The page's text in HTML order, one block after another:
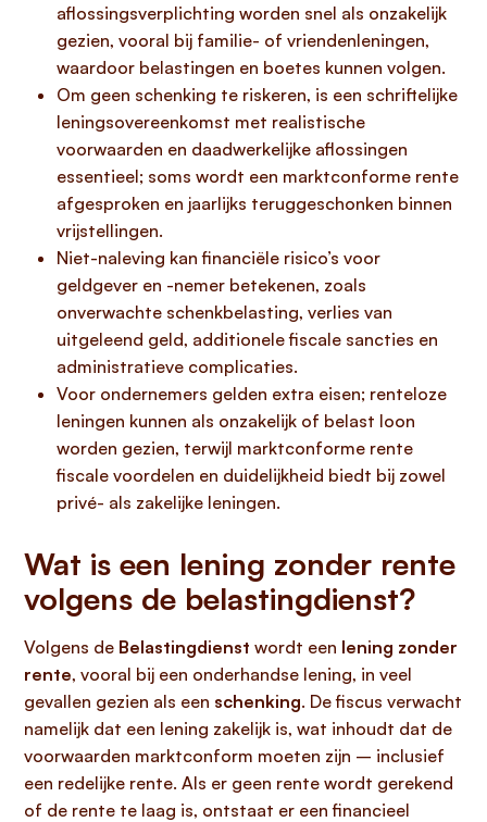
aflossingsverplichting worden snel als onzakelijk
gezien, vooral bij familie- of vriendenleningen,
waardoor belastingen en boetes kunnen volgen.
Om geen schenking te riskeren, is een schriftelijke
leningsovereenkomst met realistische
voorwaarden en daadwerkelijke aflossingen
essentieel; soms wordt een marktconforme rente
afgesproken en jaarlijks teruggeschonken binnen
vrijstellingen.
Niet-naleving kan financiële risico’s voor
geldgever en -nemer betekenen, zoals
onverwachte schenkbelasting, verlies van
uitgeleend geld, additionele fiscale sancties en
administratieve complicaties.
Voor ondernemers gelden extra eisen; renteloze
leningen kunnen als onzakelijk of belast loon
worden gezien, terwijl marktconforme rente
fiscale voordelen en duidelijkheid biedt bij zowel
privé- als zakelijke leningen.
Wat is een lening zonder rente
volgens de belastingdienst?
Volgens de Belastingdienst wordt een lening zonder
rente, vooral bij een onderhandse lening, in veel
gevallen gezien als een schenking. De fiscus verwacht
namelijk dat een lening zakelijk is, wat inhoudt dat de
voorwaarden marktconform moeten zijn – inclusief
een redelijke rente. Als er geen rente wordt gerekend
of de rente te laag is, ontstaat er een financieel